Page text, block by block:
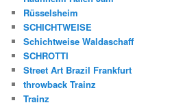
Rüsselsheim
SCHICHTWEISE
Schichtweise Waldaschaff
SCHROTTI
Street Art Brazil Frankfurt
throwback Trainz
Trainz